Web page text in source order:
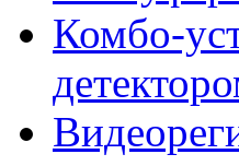
Комбо-